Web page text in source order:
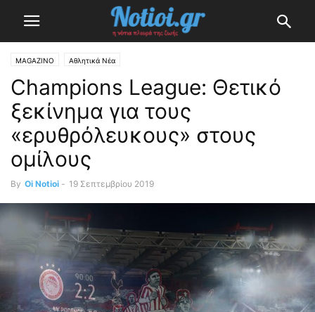
MAGAZINO Αθλητικά Νέα
Champions League: Θετικό
ξεκίνημα για τους
«ερυθρόλευκους» στους
ομίλους
By Oi Notioi - 19 Σεπτεμβρίου 2019